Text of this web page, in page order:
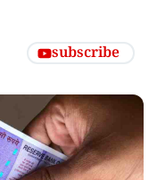
subscribe